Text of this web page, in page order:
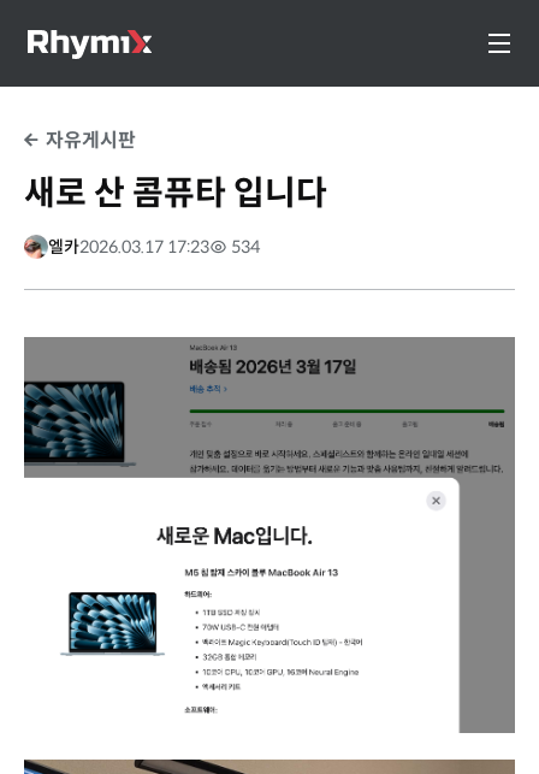
자유게시판
새로 산 콤퓨타 입니다
엘카2026.03.17 17:23 534